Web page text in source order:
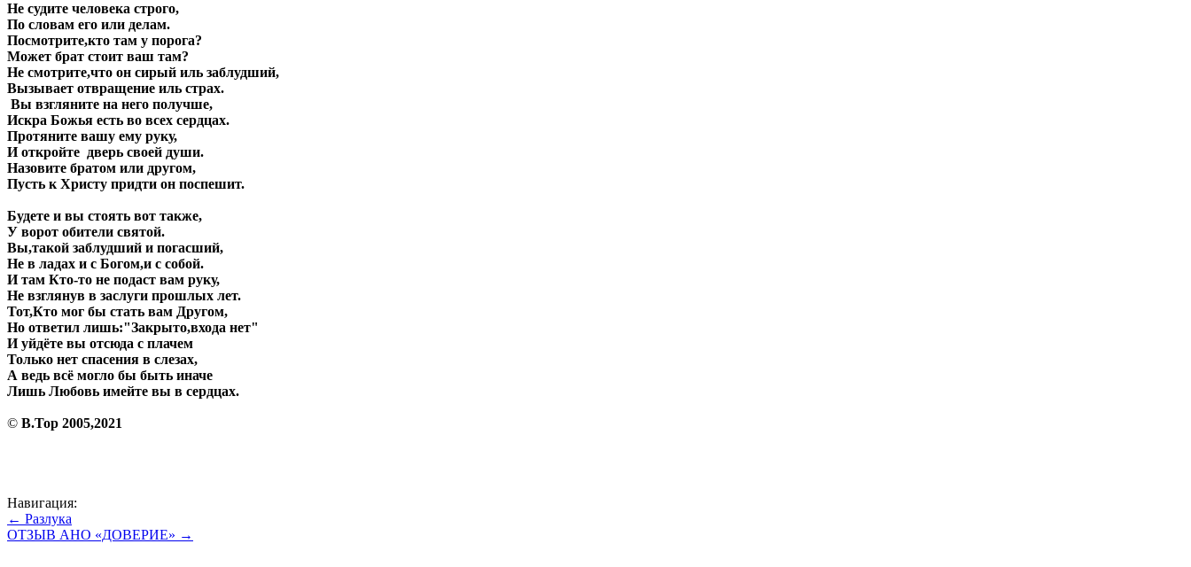
Не судите человека строго,
По словам его или делам.
Посмотрите,кто там у порога?
Может брат стоит ваш там?
Не смотрите,что он сирый иль заблудший,
Вызывает отвращение иль страх.
Вы взгляните на него получше,
Искра Божья есть во всех сердцах.
Протяните вашу ему руку,
И откройте дверь своей души.
Назовите братом или другом,
Пусть к Христу придти он поспешит.
Будете и вы стоять вот также,
У ворот обители святой.
Вы,такой заблудший и погасший,
Не в ладах и с Богом,и с собой.
И там Кто-то не подаст вам руку,
Не взглянув в заслуги прошлых лет.
Тот,Кто мог бы стать вам Другом,
Но ответил лишь:"Закрыто,входа нет"
И уйдёте вы отсюда с плачем
Только нет спасения в слезах,
А ведь всё могло бы быть иначе
Лишь Любовь имейте вы в сердцах.
© В.Тор 2005,2021
Навигация:
← Разлука
ОТЗЫВ АНО «ДОВЕРИЕ» →